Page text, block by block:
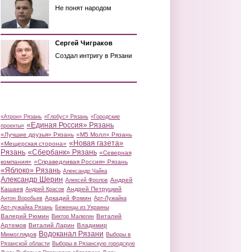
Не понят народом
Сергей Чиграков
Создал интригу в Рязани
«Атрон» Рязань «Глобус» Рязань «Городские
проекты» «Единая Россия» Рязань
«Лучшие друзья» Рязань «М5 Молл» Рязань
«Мещерская сторона» «Новая газета»
Рязань «Сбербанк» Рязань «Северная
компания» «Справедливая Россия» Рязань
«Яблоко» Рязань Александр Чайка
Александр Шерин Алексей Фролов Андрей
Кашаев Андрей Красов Андрей Петруцкий
Антон Воробьев Аркадий Фомин Арт-Лужайка
Арт-лужайка Рязань Беженцы из Украины
Валерий Рюмин Виктор Малюгин Виталий
Артемов Виталий Ларин Владимир
Мимоглядов Водоканал Рязани Выборы в
Рязанской области Выборы в Рязанскую городскую